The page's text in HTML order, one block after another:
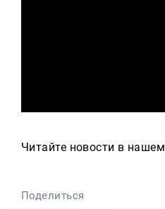
Читайте новости в нашем
Поделиться